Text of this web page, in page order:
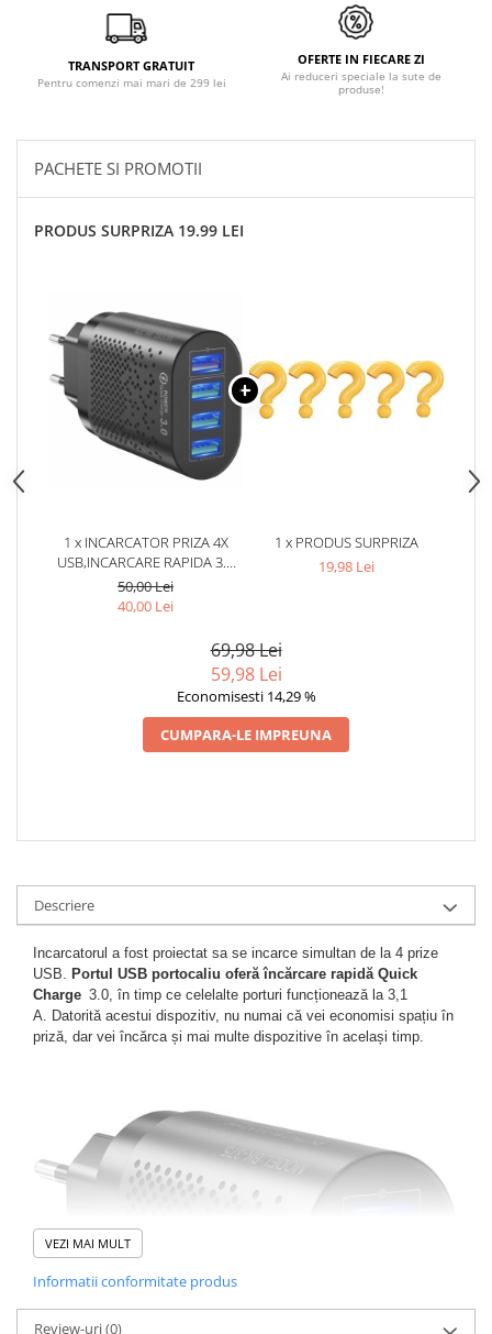
TRANSPORT GRATUIT
Pentru comenzi mai mari de 299 lei
OFERTE IN FIECARE ZI
Ai reduceri speciale la sute de
produse!
PACHETE SI PROMOTII
PRODUS SURPRIZA 19.99 LEI
1 x INCARCATOR PRIZA 4X
USB,INCARCARE RAPIDA 3.0
IZOXIS - NEGRU
50,00 Lei
40,00 Lei
1 x PRODUS SURPRIZA
19,98 Lei
69,98 Lei
59,98 Lei
Economisesti 14,29 %
CUMPARA-LE IMPREUNA
Descriere
Incarcatorul a fost proiectat sa se incarce simultan de la 4 prize
USB.
Portul USB portocaliu oferă încărcare rapidă Quick
Charge 3.0, în timp ce celelalte porturi funcționează la 3,1
A. Datorită acestui dispozitiv, nu numai că vei economisi spațiu în
priză, dar vei încărca și mai multe dispozitive în același timp.
VEZI MAI MULT
Informatii conformitate produs
Review-uri(0)